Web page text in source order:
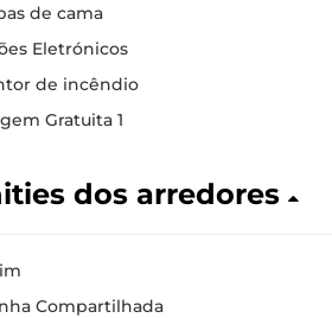
de cama
Eletrónicos
de incêndio
Gratuita 1
dos arredores
Compartilhada